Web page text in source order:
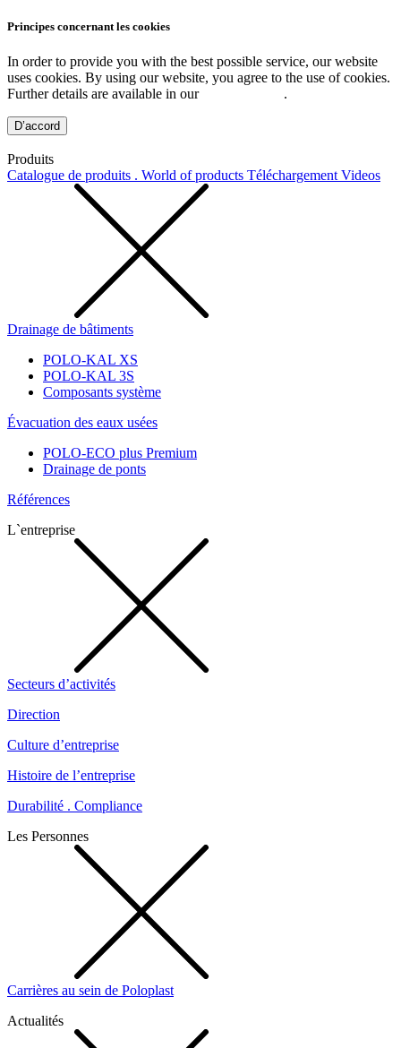
Principes concernant les cookies
In order to provide you with the best possible service, our website
uses cookies. By using our website, you agree to the use of cookies.
Further details are available in our
.
D’accord
Produits
Catalogue de produits . World of products Téléchargement Videos
Drainage de bâtiments
POLO-KAL XS
POLO-KAL 3S
Composants système
Évacuation des eaux usées
POLO-ECO plus Premium
Drainage de ponts
Références
L`entreprise
Secteurs d’activités
Direction
Culture d’entreprise
Histoire de l’entreprise
Durabilité . Compliance
Les Personnes
Carrières au sein de Poloplast
Actualités